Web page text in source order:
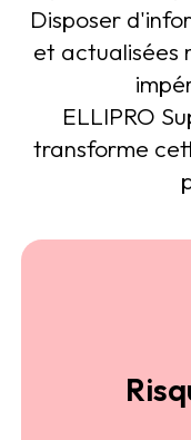
Disposer
et actualisées
ELLIPRO
transforme